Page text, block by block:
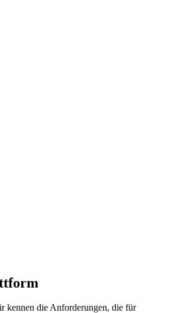
kennen die Anforderungen, die für